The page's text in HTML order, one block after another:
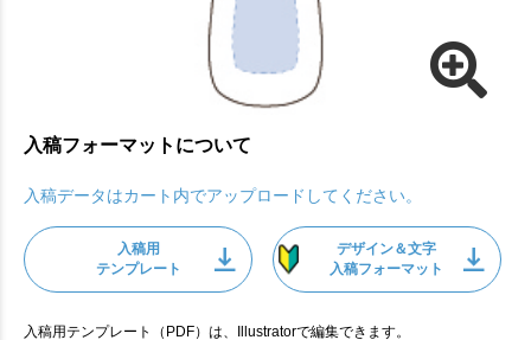
入稿フォーマットについて
入稿データはカート内でアップロードしてください。
入稿用
テンプレート
デザイン＆文字
入稿フォーマット
入稿用テンプレート（PDF）は、Illustratorで編集できます。